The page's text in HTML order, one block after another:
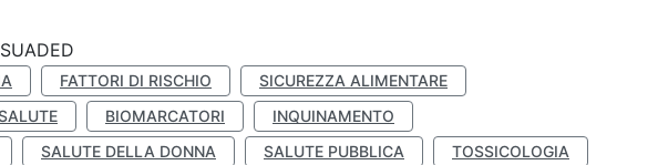
FATTORI DI RISCHIO
SICUREZZA ALIMENTARE
BIOMARCATORI
INQUINAMENTO
SALUTE DELLA DONNA SALUTE PUBBLICA
TOSSICOLOGIA